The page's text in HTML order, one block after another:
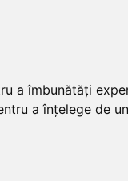
a îmbunătăți
a înțelege de